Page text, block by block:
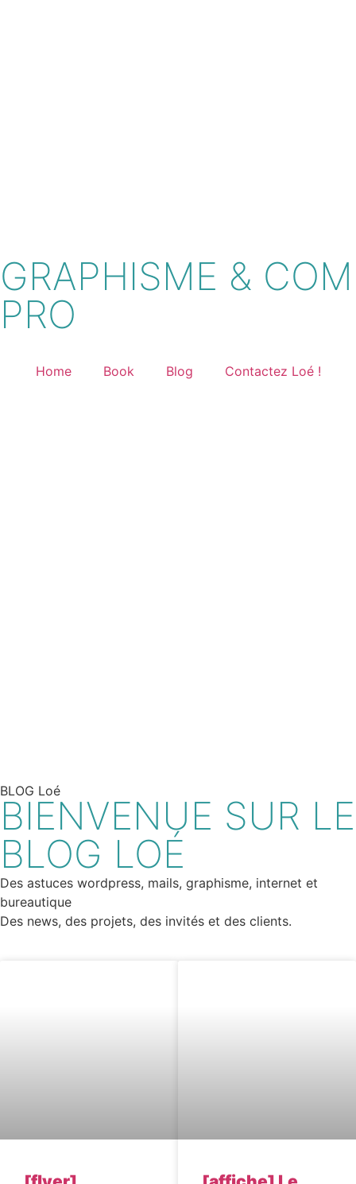
GRAPHISME & COM
PRO
Home Book Blog Contactez Loé !
BLOG Loé
BIENVENUE SUR LE
BLOG LOÉ
Des astuces wordpress, mails, graphisme, internet et
bureautique
Des news, des projets, des invités et des clients.